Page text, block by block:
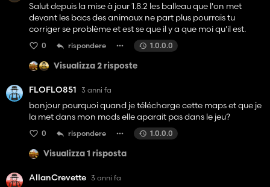
Salut depuis la mise à jour 1.8.2 les balleau que l'on met
devant les bacs des animaux ne part plus pourrais tu
corriger se problème et est se que il y a que moi qu'il est.
0 rispondere 1.0.0.0
Visualizza 2 risposte
FLOFLO851 3 anni fa
bonjour pourquoi quand je télécharge cette maps et que je
la met dans mon mods elle aparait pas dans le jeu?
0 rispondere 1.0.0.0
Visualizza 1 risposta
AllanCrevette 3 anni fa